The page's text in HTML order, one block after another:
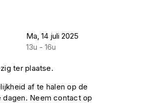
Ma, 14 juli 2025
13u - 16u
ter plaatse.
af te halen op de
Neem contact op